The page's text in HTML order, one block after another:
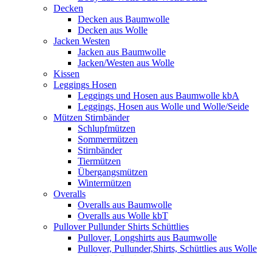
Decken
Decken aus Baumwolle
Decken aus Wolle
Jacken Westen
Jacken aus Baumwolle
Jacken/Westen aus Wolle
Kissen
Leggings Hosen
Leggings und Hosen aus Baumwolle kbA
Leggings, Hosen aus Wolle und Wolle/Seide
Mützen Stirnbänder
Schlupfmützen
Sommermützen
Stirnbänder
Tiermützen
Übergangsmützen
Wintermützen
Overalls
Overalls aus Baumwolle
Overalls aus Wolle kbT
Pullover Pullunder Shirts Schüttlies
Pullover, Longshirts aus Baumwolle
Pullover, Pullunder,Shirts, Schüttlies aus Wolle